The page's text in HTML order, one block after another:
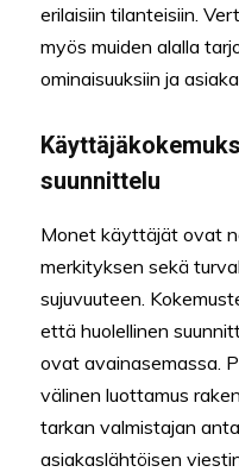
erilaisiin tilanteisiin.
myös muiden alalla
ominaisuuksiin ja
suunnittelu
Monet käyttäjät ovat
merkityksen sekä
sujuvuuteen.
että huolellinen
ovat avainasemassa.
välinen luottamus
tarkan valmistajan
asiakaslähtöisen